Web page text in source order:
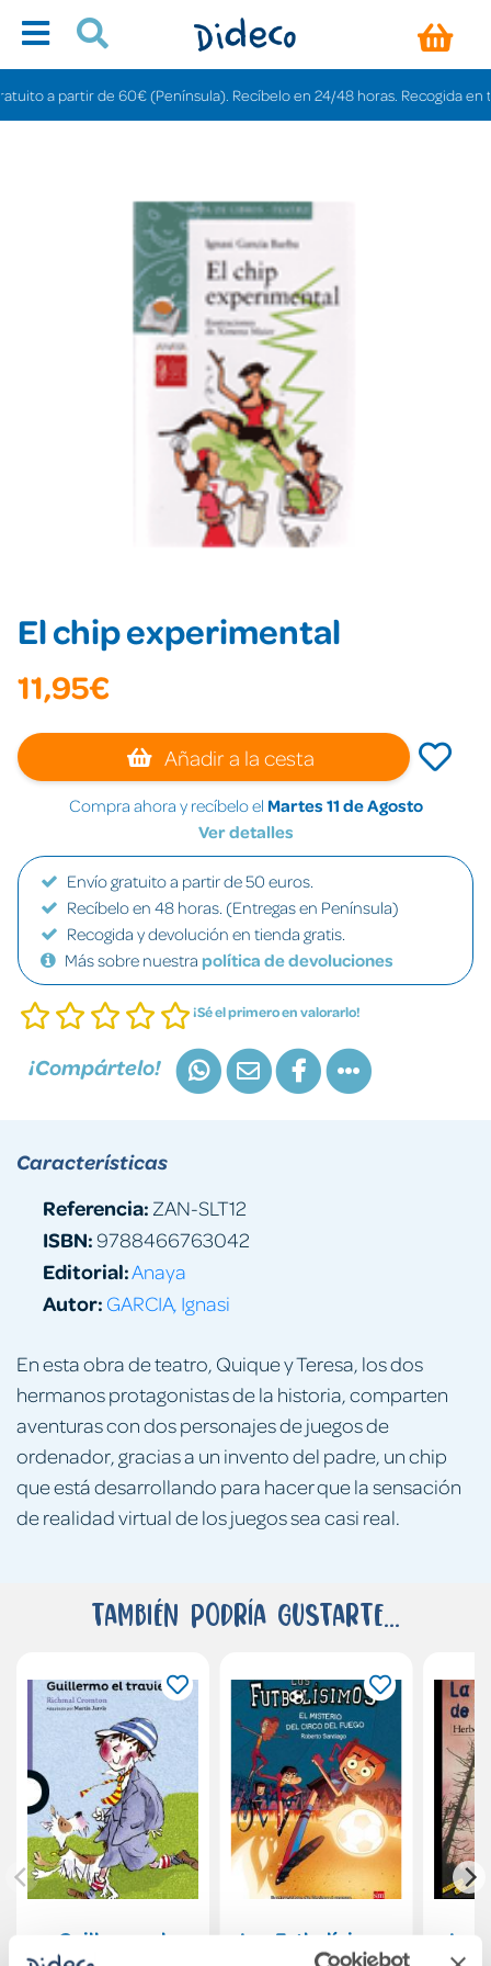
a partir de 60€ (Península). Recíbelo en 24/48 horas. Recogida en
El chip experimental
11,95€
Añadir a la cesta
Compra ahora y recíbelo el Martes 11 de Agosto
Ver detalles
Envío gratuito a partir de 50 euros.
Recíbelo en 48 horas. (Entregas en Península)
Recogida y devolución en tienda gratis.
Más sobre nuestra política de devoluciones
¡Sé el primero en valorarlo!
¡Compártelo!
En esta obra de teatro, Quique y Teresa, los dos
hermanos protagonistas de la historia, comparten
aventuras con dos personajes de juegos de
ordenador, gracias a un invento del padre, un chip
que está desarrollando para hacer que la sensación
de realidad virtual de los juegos sea casi real.
Características
Referencia: ZAN-SLT12
ISBN:9788466763042
Editorial:Anaya
Autor: GARCIA, Ignasi
También podría gustarte...
Guillermo el
Los Futbolísimos
La